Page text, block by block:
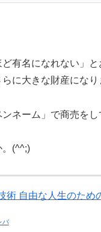
有名になれない」
に大きな財産になり
ネーム」で商売をし
。(^^;)
術 自由な人生のため
バ